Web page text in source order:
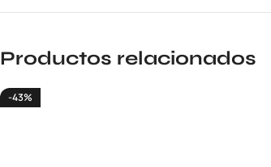
Productos relacionados
-43%